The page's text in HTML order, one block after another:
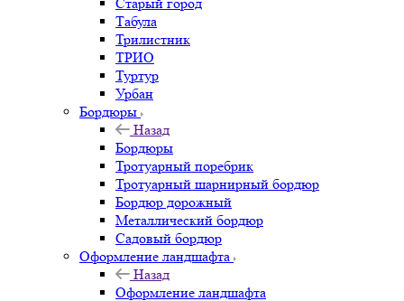
Табула
Трилистник
ТРИО
Туртур
Урбан
Бордюры
Назад
Бордюры
Тротуарный поребрик
Тротуарный шарнирный бордюр
Бордюр дорожный
Металлический бордюр
Садовый бордюр
Оформление ландшафта
Назад
Оформление ландшафта